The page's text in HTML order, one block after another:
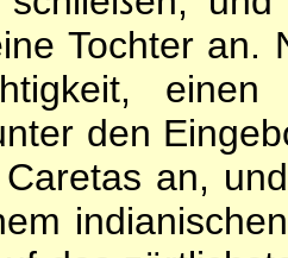
Tochter an.
einen
den
an,